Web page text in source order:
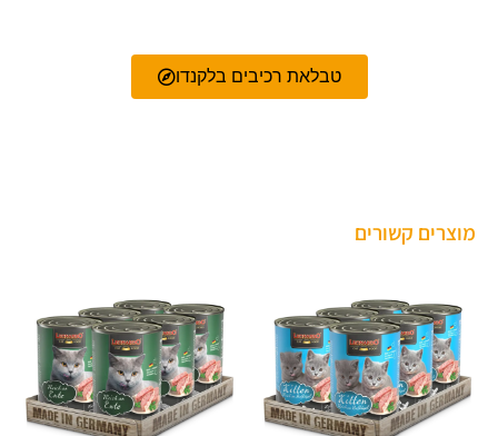
טבלאת רכיבים בלקנדו
מוצרים קשורים
עד
יש
מספר
סוגים.
ניתן
לבחור
את
עד
יש
מספר
סוגים.
ניתן
לבחור
את